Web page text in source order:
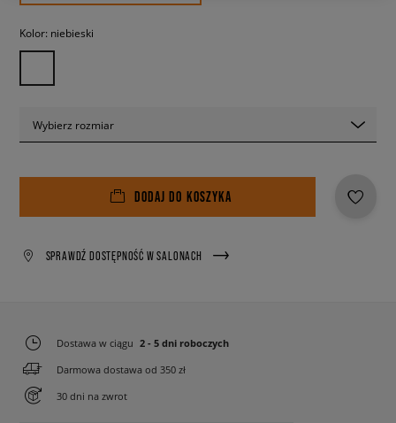
Kolor: niebieski
Wybierz rozmiar
DODAJ DO KOSZYKA
SPRAWDŹ DOSTĘPNOŚĆ W SALONACH
Dostawa w ciągu 2 - 5 dni roboczych
Darmowa dostawa od 350 zł
30 dni na zwrot